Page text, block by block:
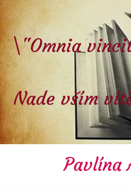
\"Omnia
Nade vším
Pavlína